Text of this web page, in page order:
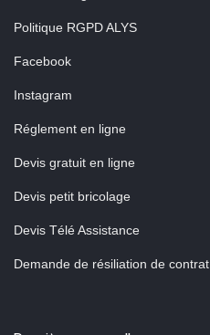
Politique RGPD ALYS
Facebook
Instagram
Réglement en ligne
Devis gratuit en ligne
Devis petit bricolage
Devis Télé Assistance
Demande de résiliation de contrat